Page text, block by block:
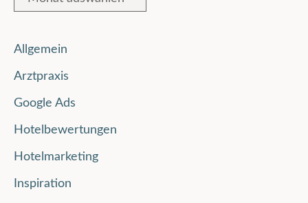
Allgemein
Arztpraxis
Google Ads
Hotelbewertungen
Hotelmarketing
Inspiration